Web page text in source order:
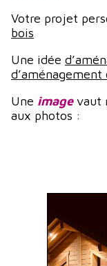
Votre projet
bois
Une idée
Une imagevaut
aux photos :